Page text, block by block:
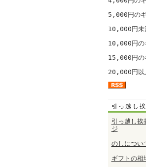
5,000円の
10,000円未
10,000円の
15,000円の
20,000円以
引っ越し
引っ越し
ジ
のしについ
ギフトの相